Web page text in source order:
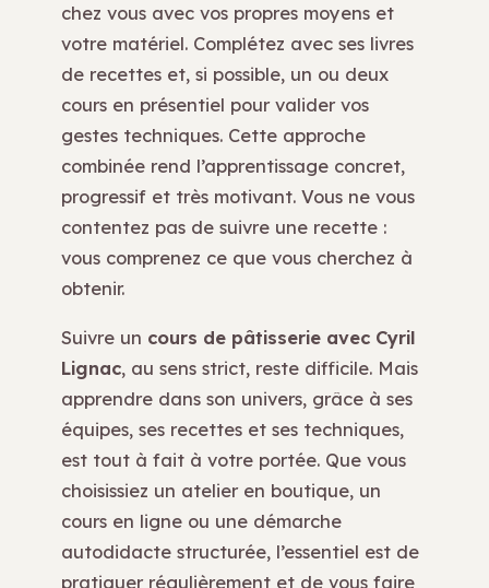
chez vous avec vos propres moyens et
votre matériel. Complétez avec ses livres
de recettes et, si possible, un ou deux
cours en présentiel pour valider vos
gestes techniques. Cette approche
combinée rend l’apprentissage concret,
progressif et très motivant. Vous ne vous
contentez pas de suivre une recette :
vous comprenez ce que vous cherchez à
obtenir.
Suivre un cours de pâtisserie avec Cyril
Lignac, au sens strict, reste difficile. Mais
apprendre dans son univers, grâce à ses
équipes, ses recettes et ses techniques,
est tout à fait à votre portée. Que vous
choisissiez un atelier en boutique, un
cours en ligne ou une démarche
autodidacte structurée, l’essentiel est de
pratiquer régulièrement et de vous faire